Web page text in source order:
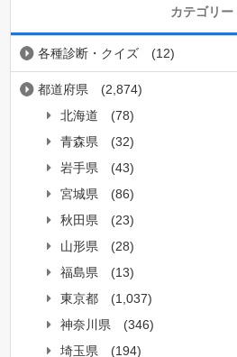
カテゴリー
各種診断・クイズ (12)
都道府県
(2,874)
北海道
(78)
青森県
(32)
岩手県
(43)
宮城県
(86)
秋田県
(23)
山形県
(28)
福島県
(13)
東京都
(1,037)
神奈川県
(346)
埼玉県
(194)